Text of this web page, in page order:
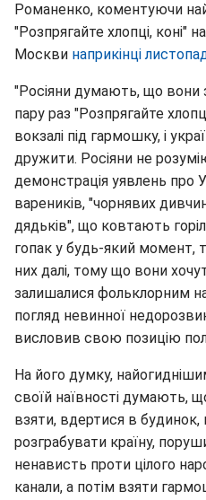
Романенко, коментуючи
"Розпрягайте хлопці, коні"
Москви наприкінці
"Росіяни думають, що вони
пару раз "Розпрягайте
вокзалі під гармошку, і
дружити. Росіяни не
демонстрація уявлень про
вареників, "чорнявих
дядьків", що ковтають
гопак у будь-який момент,
них далі, тому що вони
залишалися фольклорним
погляд невинної
висловив свою позицію
На його думку,
своїй наївності думають,
взяти, вдертися в будинок,
розграбувати країну,
ненависть проти цілого
канали, а потім взяти